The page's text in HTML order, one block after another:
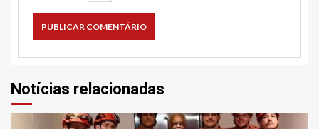
Notícias relacionadas